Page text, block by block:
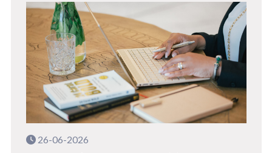
26-06-2026